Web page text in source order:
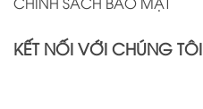
KẾT NỐI VỚI CHÚNG TÔI